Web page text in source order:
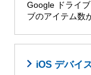
Google ドライ
ブのアイテム数
iOS デバイ